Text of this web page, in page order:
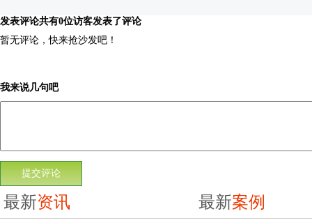
发表评论共有0位访客发表了评论
暂无评论，快来抢沙发吧！
我来说几句吧
最新资讯 最新案例